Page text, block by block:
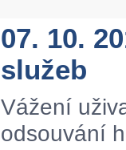
07. 10.
služeb
Vážení
odsouvání